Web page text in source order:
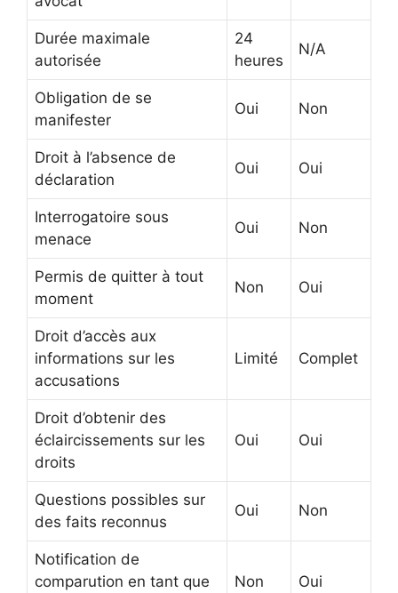
Durée maximale
autorisée
24
heures
N/A
Obligation de se
manifester
Oui Non
Droit à l’absence de
déclaration
Oui Oui
Interrogatoire sous
menace
Oui Non
Permis de quitter à tout
moment
Non Oui
Droit d’accès aux
informations sur les
accusations
Limité Complet
Droit d’obtenir des
éclaircissements sur les
droits
Oui Oui
Questions possibles sur
des faits reconnus
Oui Non
Notification de
comparution en tant que
Non Oui